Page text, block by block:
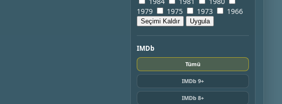
1979
1975 1973 1966
Seçimi Kaldır Uygula
IMDb
Tümü
IMDb 9+
IMDb 8+